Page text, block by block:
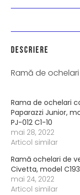
Descriere
Ramă de
Rama de ochelari
Paparazzi Junior,
PJ-012 C1-10
mai 28, 2022
Articol similar
Ramă ochelari de
Civetta, model
mai 24, 2022
Articol similar